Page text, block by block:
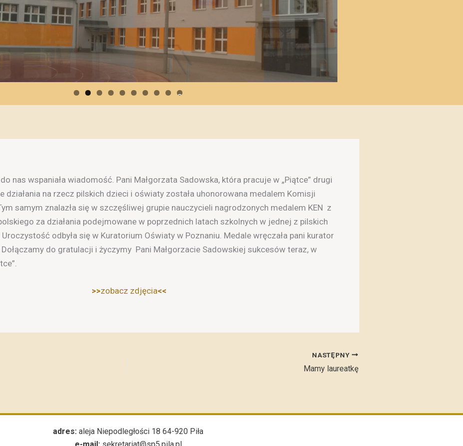
0
nas wspaniała wiadomość. Pani Małgorzata Sadowska, która pracuje w „Piątce” drugi
działania na rzecz pilskich dzieci i oświaty została uhonorowana medalem Komisji
samym znalazła się w szczęśliwej grupie nauczycieli nagrodzonych medalem KEN z
za działania podejmowane w poprzednich latach szkolnych w jednej z pilskich
odbyła się w Kuratorium Oświaty w Poznaniu. Medale wręczała pani kurator
do gratulacji i życzymy Pani Małgorzacie Sadowskiej sukcesów teraz, w
>>zobacz zdjęcia<<
NASTĘPNY
Mamy laureatkę
adres: aleja Niepodległości 18 64-920 Piła